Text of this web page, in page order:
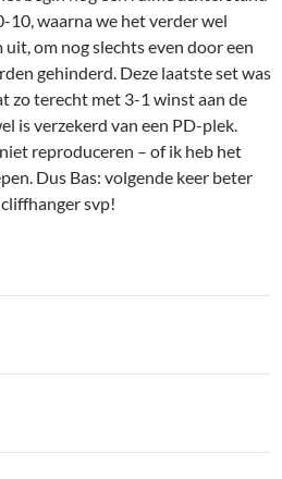
10, waarna we het verder wel
om nog slechts even door een
gehinderd. Deze laatste set was
zo terecht met 3-1 winst aan de
is verzekerd van een PD-plek.
reproduceren – of ik heb het
Dus Bas: volgende keer beter
svp!